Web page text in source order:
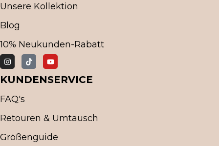
Unsere Kollektion
Blog
10% Neukunden-Rabatt
KUNDENSERVICE
FAQ's
Retouren & Umtausch
Größenguide